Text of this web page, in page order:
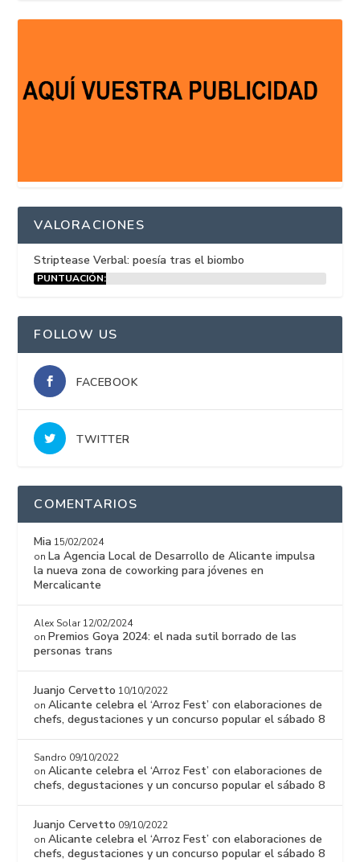
VALORACIONES
Striptease Verbal: poesía tras el biombo
PUNTUACIÓN:
FOLLOW US
FACEBOOK
TWITTER
COMENTARIOS
Mia 15/02/2024
on La Agencia Local de Desarrollo de Alicante impulsa
la nueva zona de coworking para jóvenes en
Mercalicante
Alex Solar 12/02/2024
on Premios Goya 2024: el nada sutil borrado de las
personas trans
Juanjo Cervetto 10/10/2022
onAlicante celebra el ‘Arroz Fest’ con elaboraciones de
chefs, degustaciones y un concurso popular el sábado 8
Sandro 09/10/2022
onAlicante celebra el ‘Arroz Fest’ con elaboraciones de
chefs, degustaciones y un concurso popular el sábado 8
Juanjo Cervetto 09/10/2022
onAlicante celebra el ‘Arroz Fest’ con elaboraciones de
chefs, degustaciones y un concurso popular el sábado 8